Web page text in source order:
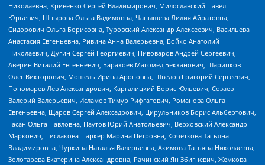
Николаевна, Кривенко Сергей Владимирович, Милославский Павел
Юрьевич, Шнырова Ольга Вадимовна, Чанышева Лилия Айратовна,
Сидорович Ольга Борисовна, Туровский Александр Алексеевич, Васильева
Анастасия Евгеньевна, Ривина Анна Валерьевна, Бойко Анатолий
Николаевич, Дугин Сергей Георгиевич, Пивоваров Андрей Сергеевич,
Аверин Виталий Евгеньевич, Барахоев Магомед Бекханович, Шарипков
Олег Викторович, Мошель Ирина Ароновна, Шведов Григорий Сергеевич,
Пономарев Лев Александрович, Каргалицкий Борис Юльевич, Созаев
Валерий Валерьевич, Исламов Тимур Рифгатович, Романова Ольга
Евгеньевна, Щаров Сергей Алексадрович, Цирульников Борис Альбертович,
Гасан Ольга Павловна, Паутов Юрий Анатольевич, Верховский Александр
Маркович, Пислакова-Паркер Марина Петровна, Кочеткова Татьяна
Владимировна, Чуркина Наталья Валерьевна, Акимова Татьяна Николаевна,
Золотарева Екатерина Александровна, Рачинский Ян Збигневич, Жемкова